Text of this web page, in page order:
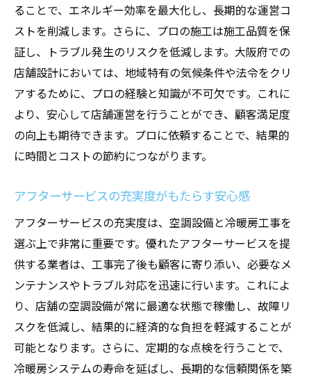
ることで、エネルギー効率を最大化し、長期的な運営コ
ストを削減します。さらに、プロの施工は施工品質を保
証し、トラブル発生のリスクを低減します。大阪府での
店舗設計においては、地域特有の気候条件や法令をクリ
アするために、プロの経験と知識が不可欠です。これに
より、安心して店舗運営を行うことができ、顧客満足度
の向上も期待できます。プロに依頼することで、結果的
に時間とコストの節約につながります。
アフターサービスの充実度がもたらす安心感
アフターサービスの充実度は、空調設備と冷暖房工事を
選ぶ上で非常に重要です。優れたアフターサービスを提
供する業者は、工事完了後も顧客に寄り添い、必要なメ
ンテナンスやトラブル対応を迅速に行います。これによ
り、店舗の空調設備が常に最適な状態で稼働し、故障リ
スクを低減し、結果的に経済的な負担を軽減することが
可能となります。さらに、定期的な点検を行うことで、
冷暖房システムの寿命を延ばし、長期的な信頼関係を築